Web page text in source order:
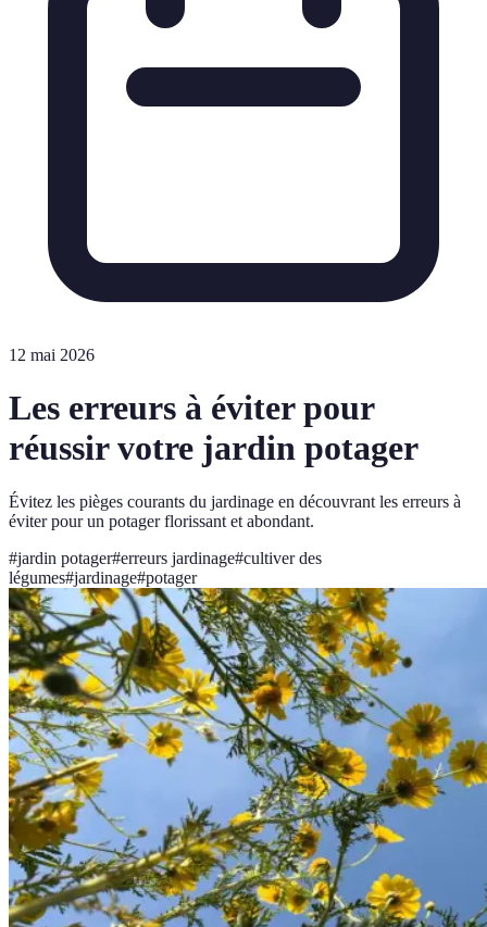
12 mai 2026
Les erreurs à éviter pour
réussir votre jardin potager
Évitez les pièges courants du jardinage en découvrant les erreurs à
éviter pour un potager florissant et abondant.
#jardin potager#erreurs jardinage#cultiver des
légumes#jardinage#potager